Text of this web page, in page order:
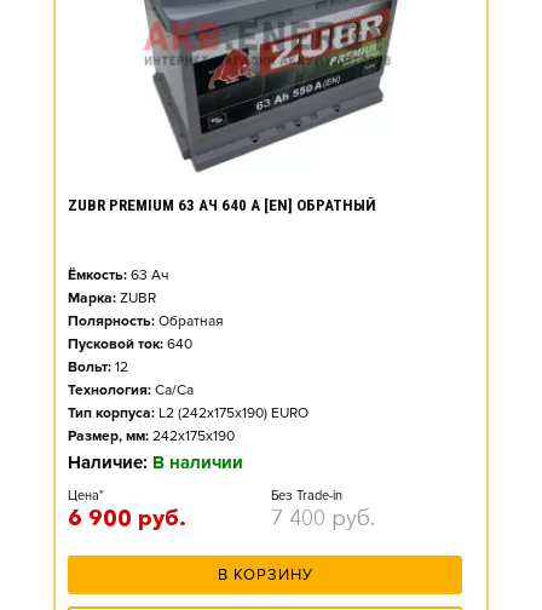
ZUBR PREMIUM 63 АЧ 640 А [EN] ОБРАТНЫЙ
Ёмкость: 63 Ач
Марка: ZUBR
Полярность: Обратная
Пусковой ток: 640
Вольт: 12
Технология: Ca/Ca
Тип корпуса: L2 (242x175x190) EURO
Размер, мм: 242x175x190
Наличие: В наличии
Цена*
6 900 руб.
Без Trade-in
7 400 руб.
В КОРЗИНУ